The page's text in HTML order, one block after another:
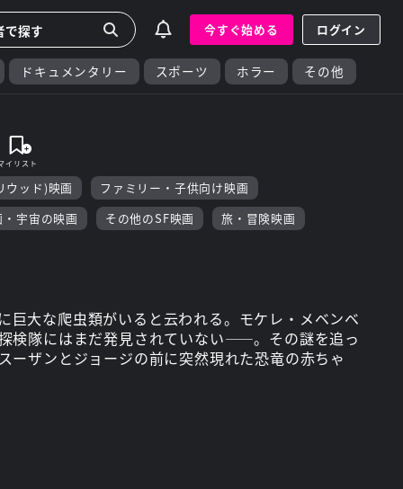
今すぐ始める ログイン
ドキュメンタリー スポーツ ホラー その他
ウッド)映画
ファミリー・子供向け映画
・宇宙の映画
その他のSF映画 旅・冒険映画
大な爬虫類がいると云われる。モケレ・メベンベ
検隊にはまだ発見されていない――。その謎を追っ
ーザンとジョージの前に突然現れた恐竜の赤ちゃ